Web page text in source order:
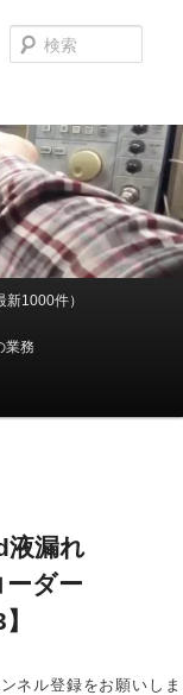
索
1000件）
業務
液漏れ
ダー
ネル登録をお願いしま